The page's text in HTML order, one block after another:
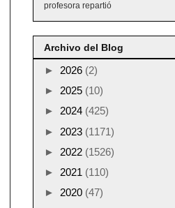
profesora repartió
Archivo del Blog
► 2026 (2)
► 2025 (10)
► 2024 (425)
► 2023 (1171)
► 2022 (1526)
► 2021 (110)
► 2020 (47)